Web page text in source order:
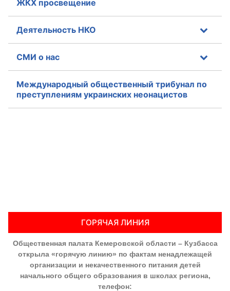
ЖКХ просвещение
Деятельность НКО
СМИ о нас
Международный общественный трибунал по
преступлениям украинских неонацистов
ГОРЯЧАЯ ЛИНИЯ
Общественная палата Кемеровской области – Кузбасса
открыла «горячую линию» по фактам ненадлежащей
организации и некачественного питания детей
начального общего образования в школах региона,
телефон: